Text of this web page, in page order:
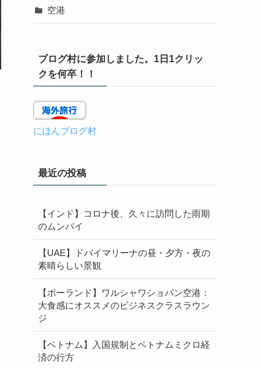
空港
ブログ村に参加しました。1日1クリッ
クを何卒！！
にほんブログ村
最近の投稿
【インド】コロナ後、久々に訪問した雨期
のムンバイ
【UAE】ドバイマリーナの昼・夕方・夜の
素晴らしい景観
【ポーランド】ワルシャワショパン空港：
大食感にオススメのビジネスクラスラウン
ジ
【ベトナム】入国規制とベトナムミクロ経
済の行方